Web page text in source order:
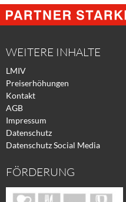
@
Facebook
@
Xing
@
WEITERE INHALTE
LMIV
Preiserhöhungen
Kontakt
AGB
Impressum
Datenschutz
Datenschutz Social Media
FÖRDERUNG